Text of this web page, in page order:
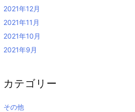
2021年12月
2021年11月
2021年10月
2021年9月
カテゴリー
その他